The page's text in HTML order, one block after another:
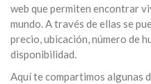
web que permiten encontrar
mundo. A través de ellas se
precio, ubicación, número de
disponibilidad.
Aquí te compartimos algunas